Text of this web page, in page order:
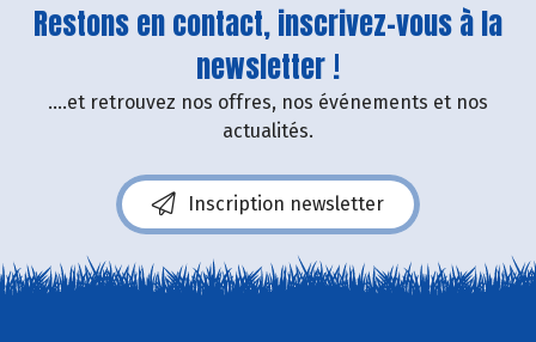
Restons en contact, inscrivez-vous à la
newsletter !
....et retrouvez nos offres, nos événements et nos
actualités.
Inscription newsletter